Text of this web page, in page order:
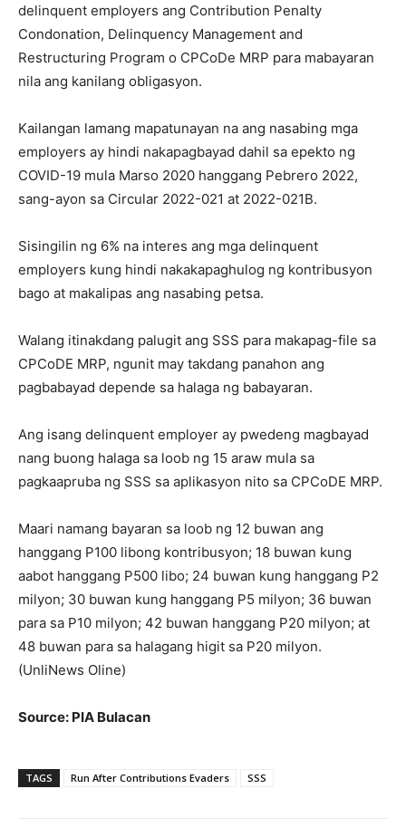
delinquent employers ang Contribution Penalty
Condonation, Delinquency Management and
Restructuring Program o CPCoDe MRP para mabayaran
nila ang kanilang obligasyon.
Kailangan lamang mapatunayan na ang nasabing mga
employers ay hindi nakapagbayad dahil sa epekto ng
COVID-19 mula Marso 2020 hanggang Pebrero 2022,
sang-ayon sa Circular 2022-021 at 2022-021B.
Sisingilin ng 6% na interes ang mga delinquent
employers kung hindi nakakapaghulog ng kontribusyon
bago at makalipas ang nasabing petsa.
Walang itinakdang palugit ang SSS para makapag-file sa
CPCoDE MRP, ngunit may takdang panahon ang
pagbabayad depende sa halaga ng babayaran.
Ang isang delinquent employer ay pwedeng magbayad
nang buong halaga sa loob ng 15 araw mula sa
pagkaapruba ng SSS sa aplikasyon nito sa CPCoDE MRP.
Maari namang bayaran sa loob ng 12 buwan ang
hanggang P100 libong kontribusyon; 18 buwan kung
aabot hanggang P500 libo; 24 buwan kung hanggang P2
milyon; 30 buwan kung hanggang P5 milyon; 36 buwan
para sa P10 milyon; 42 buwan hanggang P20 milyon; at
48 buwan para sa halagang higit sa P20 milyon.
(UnliNews Oline)
Source: PIA Bulacan
TAGS Run After Contributions Evaders SSS